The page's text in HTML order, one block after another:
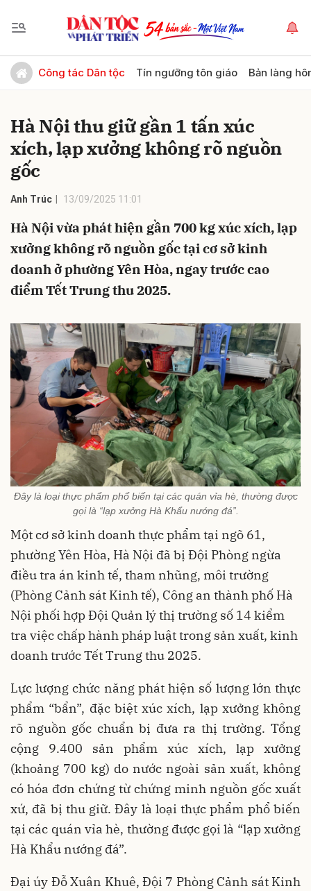
Công tác Dân tộc Tín ngưỡng tôn giáo Bản làng
Hà Nội thu giữ gần 1 tấn xúc
xích, lạp xưởng không rõ nguồn
gốc
Anh Trúc 13/09/2025 11:01
Hà Nội vừa phát hiện gần 700 kg xúc xích, lạp
xưởng không rõ nguồn gốc tại cơ sở kinh
doanh ở phường Yên Hòa, ngay trước cao
điểm Tết Trung thu 2025.
Đây là loại thực phẩm phổ biến tại các quán vỉa hè, thường được
gọi là “lạp xưởng Hà Khẩu nướng đá”.
Một cơ sở kinh doanh thực phẩm tại ngõ 61,
phường Yên Hòa, Hà Nội đã bị Đội Phòng ngừa
điều tra án kinh tế, tham nhũng, môi trường
(Phòng Cảnh sát Kinh tế), Công an thành phố Hà
Nội phối hợp Đội Quản lý thị trường số 14 kiểm
tra việc chấp hành pháp luật trong sản xuất, kinh
doanh trước Tết Trung thu 2025.
Lực lượng chức năng phát hiện số lượng lớn thực
phẩm “bẩn”, đặc biệt xúc xích, lạp xưởng không
rõ nguồn gốc chuẩn bị đưa ra thị trường. Tổng
cộng 9.400 sản phẩm xúc xích, lạp xưởng
(khoảng 700 kg) do nước ngoài sản xuất, không
có hóa đơn chứng từ chứng minh nguồn gốc xuất
xứ, đã bị thu giữ. Đây là loại thực phẩm phổ biến
tại các quán vỉa hè, thường được gọi là “lạp xưởng
Hà Khẩu nướng đá”.
Đại úy Đỗ Xuân Khuê, Đội 7 Phòng Cảnh sát Kinh
Gửi bình luận